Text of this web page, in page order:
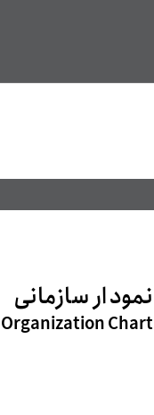
نمودار سازمانی
Organization Chart